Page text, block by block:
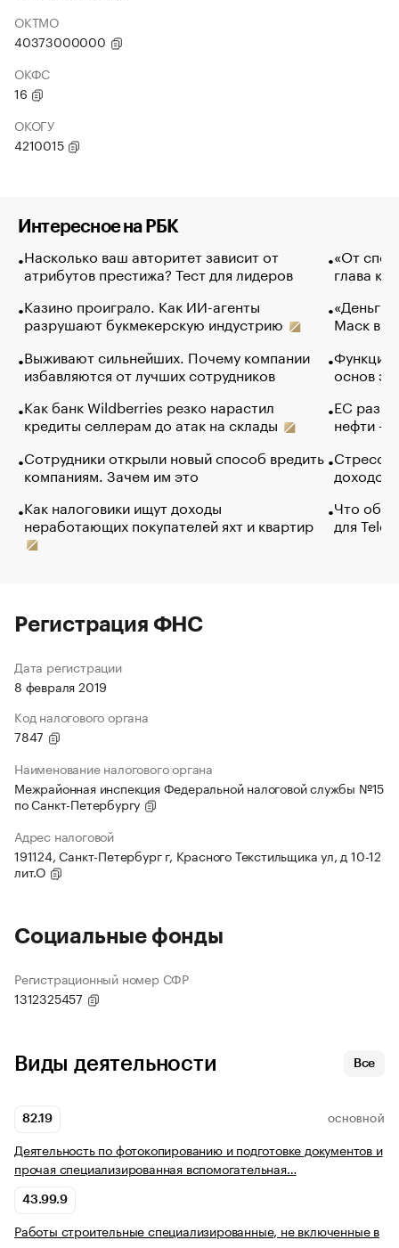
ОКТМО
40373000000
ОКФС
16
ОКОГУ
4210015
Интересное на РБК
Насколько ваш авторитет зависит от
атрибутов престижа? Тест для лидеров
Казино проиграло. Как ИИ-агенты
разрушают букмекерскую индустрию
Выживают сильнейших. Почему компании
избавляются от лучших сотрудников
Как банк Wildberries резко нарастил
кредиты селлерам до атак на склады
Сотрудники открыли новый способ вредить
компаниям. Зачем им это
Как налоговики ищут доходы
неработающих покупателей яхт и квартир
«От
глава
«Деньги
Маск в
Функции
основ
ЕС
нефти —
Стресс
доходов
Что
для
Регистрация ФНС
Дата регистрации
8 февраля 2019
Код налогового органа
7847
Наименование налогового органа
Межрайонная инспекция Федеральной налоговой службы №15
по Санкт-Петербургу
Адрес налоговой
191124, Санкт-Петербург г, Красного Текстильщика ул, д 10-12
лит.О
Социальные фонды
Регистрационный номер СФР
1312325457
Виды деятельности Все
82.19 ОСНОВНОЙ
Деятельность по фотокопированию и подготовке документов и
прочая специализированная вспомогательная…
43.99.9
Работы строительные специализированные, не включенные в